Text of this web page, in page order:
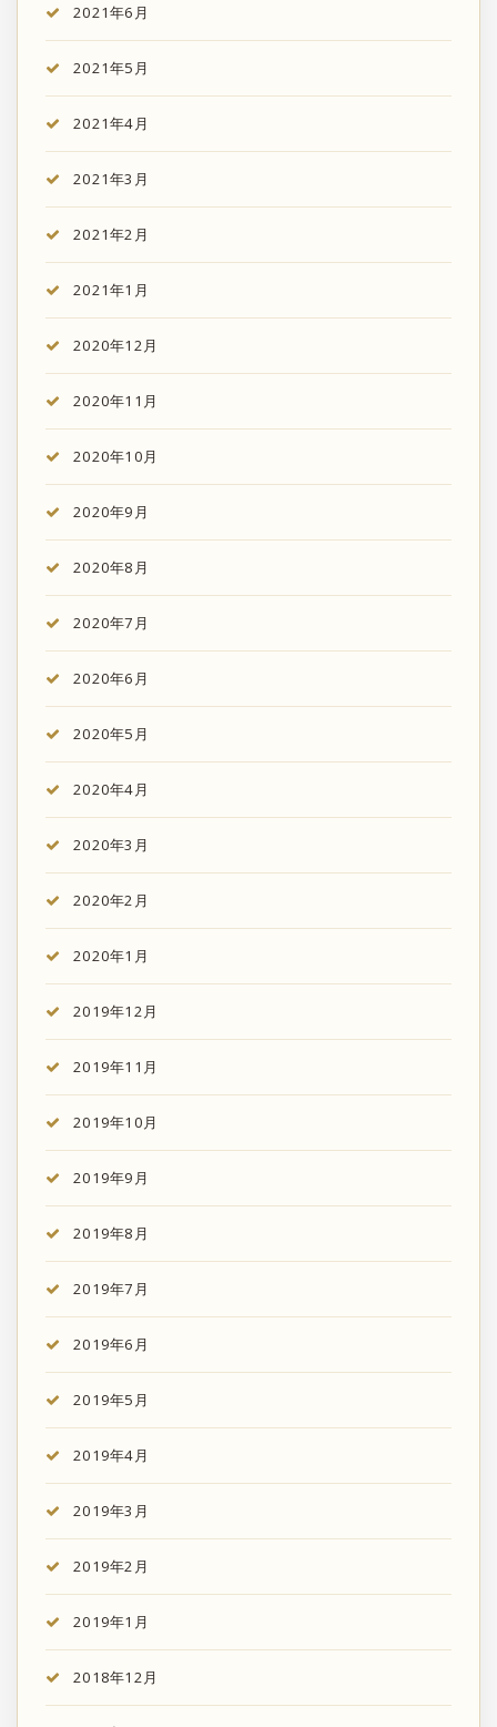
2021年6月
2021年5月
2021年4月
2021年3月
2021年2月
2021年1月
2020年12月
2020年11月
2020年10月
2020年9月
2020年8月
2020年7月
2020年6月
2020年5月
2020年4月
2020年3月
2020年2月
2020年1月
2019年12月
2019年11月
2019年10月
2019年9月
2019年8月
2019年7月
2019年6月
2019年5月
2019年4月
2019年3月
2019年2月
2019年1月
2018年12月